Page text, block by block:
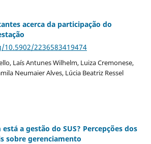
acerca da participação do
2236583419474
Laís Antunes Wilhelm, Luiza Cremonese,
Neumaier Alves, Lúcia Beatriz Ressel
a gestão do SUS? Percepções dos
sobre gerenciamento